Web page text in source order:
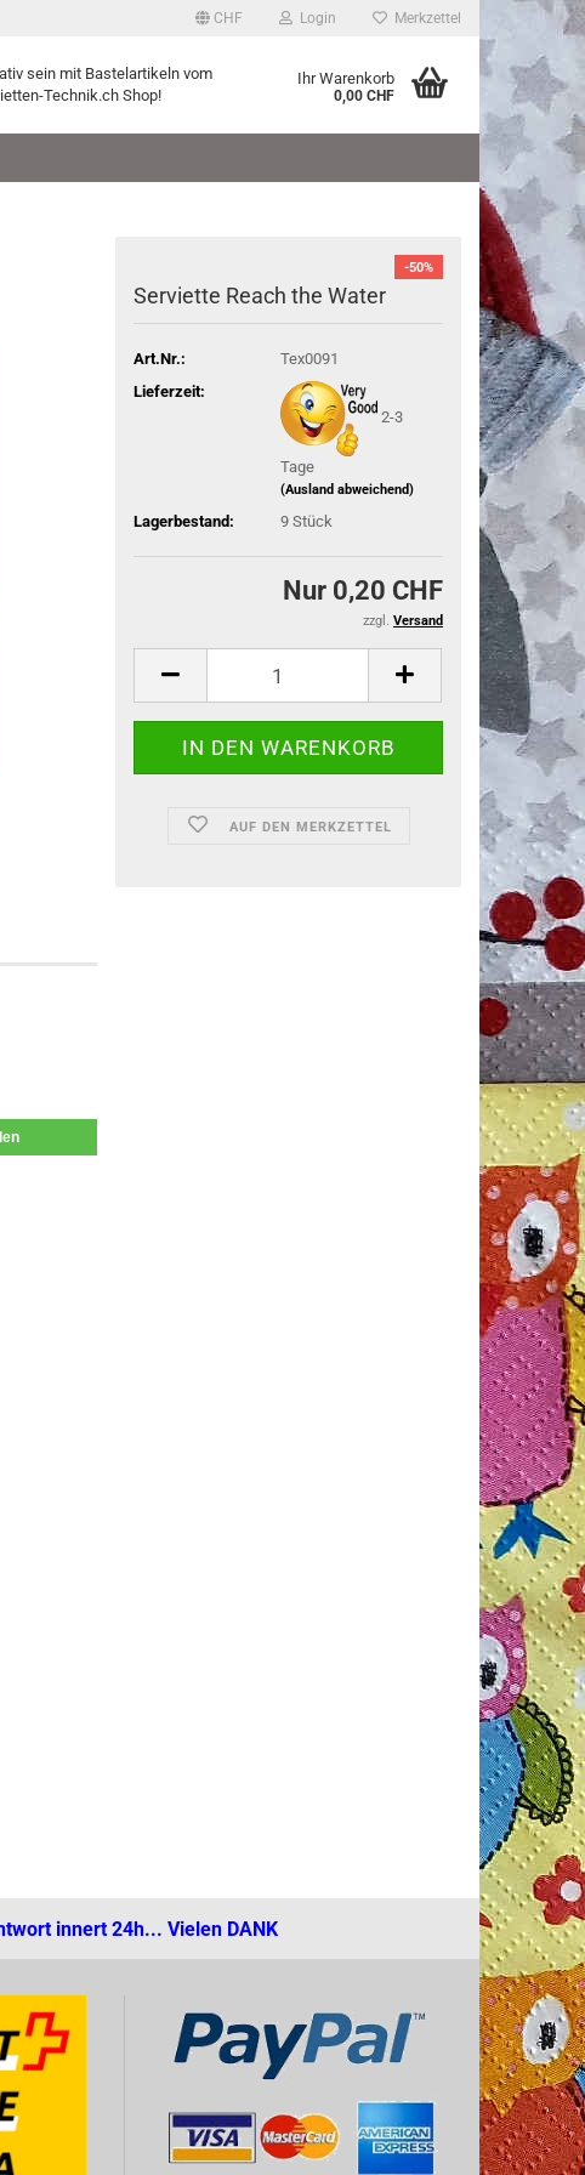
CHF Login Merkzettel
sein mit Bastelartikeln vom
Technik.ch Shop!
Ihr Warenkorb
0,00 CHF
-50%
Serviette Reach the Water
Art.Nr.:
Tex0091
Lieferzeit:
2-3
Tage
(Ausland abweichend)
Lagerbestand: 9Stück
Nur 0,20 CHF
zzgl. Versand
AUF DEN MERKZETTEL
innert 24h... Vielen DANK